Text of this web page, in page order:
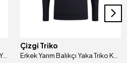
Erkek Astarlı Triko Mont Hakim Yaka Çelik Örgü Desenli Klasik Kalıp - 5209T
Çizgi Triko
Erkek Yarım Balıkçı Yaka Triko Kazak Desenli Kol Ve Bel Lastikli Çelik Örgü Klasik Kalıp - 4801B